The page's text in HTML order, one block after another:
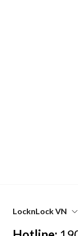
LocknLock VN